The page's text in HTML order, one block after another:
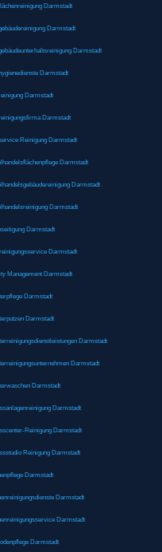
Darmstadt
Darmstadt
Darmstadt
Darmstadt
Darmstadt
Darmstadt
Reinigung Darmstadt
Darmstadt
Darmstadt
Darmstadt
Darmstadt
Darmstadt
Management Darmstadt
Darmstadt
Darmstadt
Darmstadt
Darmstadt
Darmstadt
Darmstadt
Reinigung Darmstadt
Reinigung Darmstadt
Darmstadt
Darmstadt
Darmstadt
Darmstadt